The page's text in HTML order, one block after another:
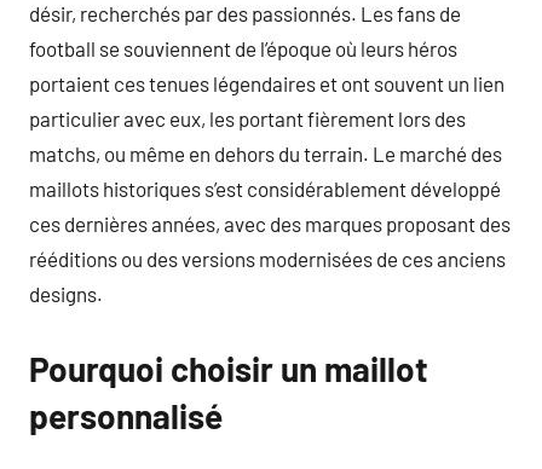
désir, recherchés par des passionnés. Les fans de
football se souviennent de l’époque où leurs héros
portaient ces tenues légendaires et ont souvent un lien
particulier avec eux, les portant fièrement lors des
matchs, ou même en dehors du terrain. Le marché des
maillots historiques s’est considérablement développé
ces dernières années, avec des marques proposant des
rééditions ou des versions modernisées de ces anciens
designs.
Pourquoi choisir un maillot
personnalisé